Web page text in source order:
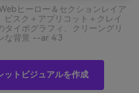
ヒーロー＆セクションレイア
スク＋アプリコット＋クレイ
イポグラフィ、クリーングリ
な背景 --ar 4:3
ットビジュアルを作成